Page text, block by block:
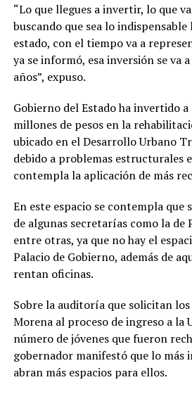
“Lo que llegues a invertir, lo que
buscando que sea lo
estado, con el tiempo va a
ya se informó, esa inversión se va
años”, expuso.
Gobierno del Estado ha invertido a
millones de pesos en la
ubicado en el Desarrollo Urbano
debido a problemas estructurales
contempla la aplicación de más
En este espacio se contempla que
de algunas secretarías como la de
entre otras, ya que no hay el
Palacio de Gobierno, además de
rentan oficinas.
Sobre la auditoría que solicitan
Morena al proceso de ingreso a la
número de jóvenes que fueron
gobernador manifestó que lo más
abran más espacios para ellos.